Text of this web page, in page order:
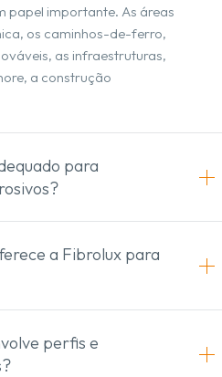
papel importante. As áreas
os caminhos-de-ferro,
as infraestruturas,
a construção
para
a Fibrolux para
perfis e